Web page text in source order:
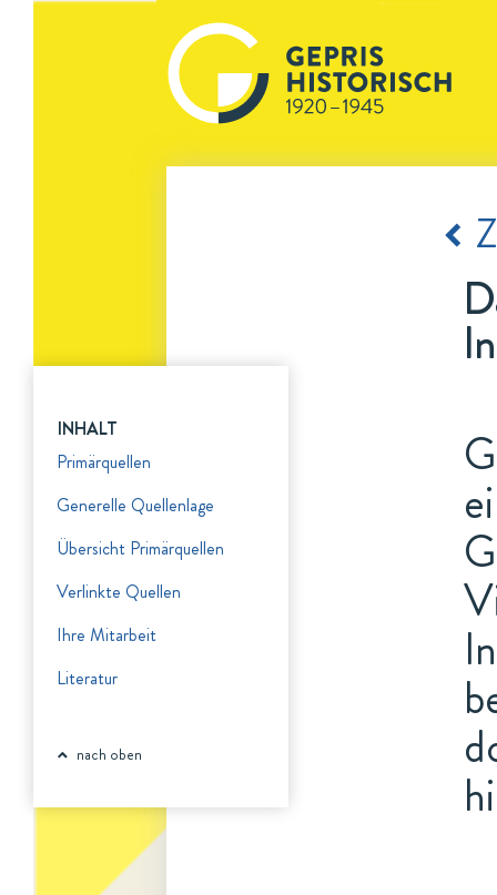
INHALT
Primärquellen
Generelle Quellenlage
Übersicht Primärquellen
Verlinkte Quellen
Ihre Mitarbeit
Literatur
nach oben